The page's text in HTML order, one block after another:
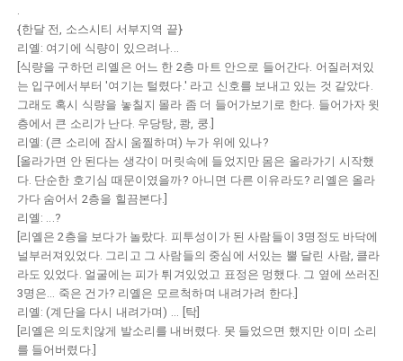
.
{한달 전, 소스시티 서부지역 끝}
리옐: 여기에 식량이 있으려나...
[식량을 구하던 리옐은 어느 한 2층 마트 안으로 들어간다. 어질러져있
는 입구에서부터 '여기는 털렸다.' 라고 신호를 보내고 있는 것 같았다.
그래도 혹시 식량을 놓칠지 몰라 좀 더 들어가보기로 한다. 들어가자 윗
층에서 큰 소리가 난다. 우당탕, 쾅, 쿵.]
리옐: (큰 소리에 잠시 움찔하며) 누가 위에 있나?
[올라가면 안 된다는 생각이 머릿속에 들었지만 몸은 올라가기 시작했
다. 단순한 호기심 때문이였을까? 아니면 다른 이유라도? 리옐은 올라
가다 숨어서 2층을 힐끔본다.]
리옐: ...?
[리옐은 2층을 보다가 놀랐다. 피투성이가 된 사람들이 3명정도 바닥에
널부러져있었다. 그리고 그 사람들의 중심에 서있는 뿔 달린 사람, 클라
라도 있었다. 얼굴에는 피가 튀겨있었고 표정은 멍했다. 그 옆에 쓰러진
3명은... 죽은 건가? 리옐은 모르척하며 내려가려 한다.]
리옐: (계단을 다시 내려가며) ... [탁]
[리옐은 의도치않게 발소리를 내버렸다. 못 들었으면 했지만 이미 소리
를 들어버렸다.]